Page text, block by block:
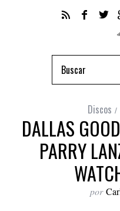
Discos
DALLAS
PARRY
por